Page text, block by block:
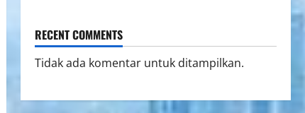
RECENT COMMENTS
Tidak ada komentar untuk ditampilkan.